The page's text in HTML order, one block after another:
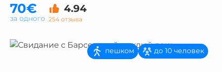
70€ 4.94
254 отзыва
за одного
пешком до 10 человек